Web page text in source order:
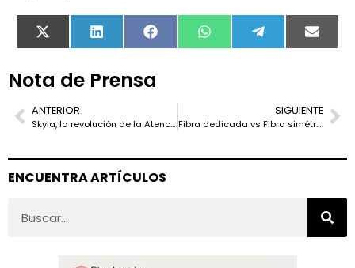
X
(Twitter)
LinkedIn FacebookWhatsApp TelegramEmail
Nota de Prensa
ANTERIOR
Skyla, la revolución de la Atención al Cliente en Shopify con Inteligencia Artificial
SIGUIENTE
Fibra dedicada vs Fibra simétrica: La mejor elección para empresas
ENCUENTRA ARTÍCULOS